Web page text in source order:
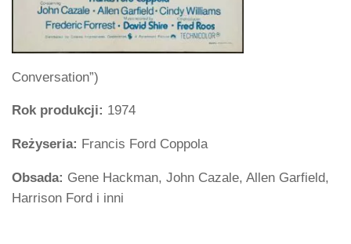
Conversation”)
Rok produkcji: 1974
Reżyseria: Francis Ford Coppola
Obsada: Gene Hackman, John Cazale, Allen Garfield,
Harrison Ford i inni